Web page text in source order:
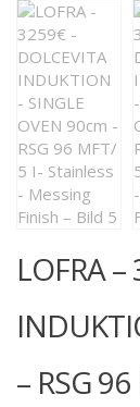
LOFRA
– RSG